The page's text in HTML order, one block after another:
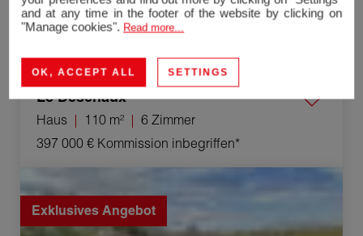
Le Deschaux
Haus 110 m²
6 Zimmer
397 000 € Kommission inbegriffen*
Exklusives Angebot
and at any time in the footer of the website by clicking on
"Manage cookies". Read more...
OK, ACCEPT ALL SETTINGS